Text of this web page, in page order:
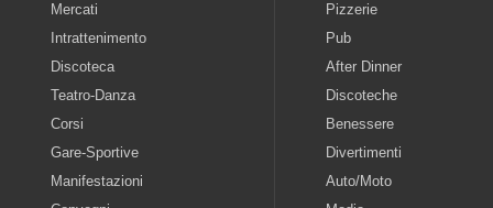
Mercati
Intrattenimento
Discoteca
Teatro-Danza
Corsi
Gare-Sportive
Manifestazioni
Pizzerie
Pub
After Dinner
Discoteche
Benessere
Divertimenti
Auto/Moto